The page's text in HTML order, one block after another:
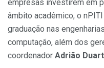
empresas investirem em
âmbito acadêmico, o
graduação nas
computação, além dos
coordenador Adrião